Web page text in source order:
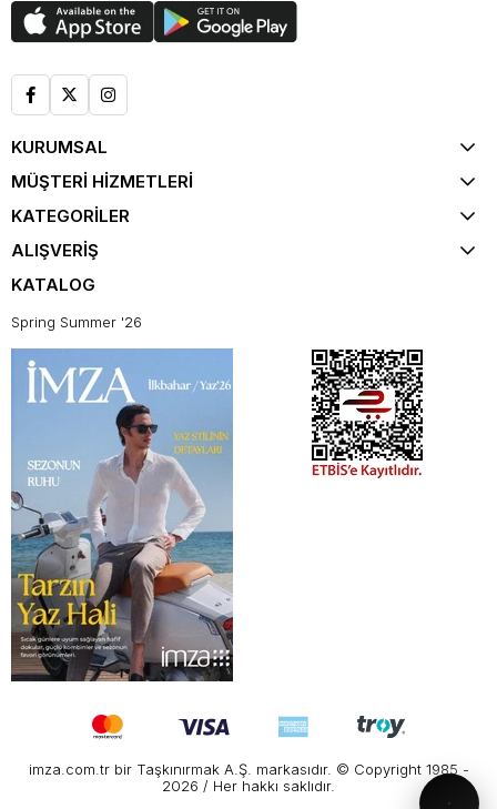
KURUMSAL
MÜŞTERİ HİZMETLERİ
KATEGORİLER
ALIŞVERİŞ
KATALOG
Spring Summer '26
imza.com.tr bir Taşkınırmak A.Ş. markasıdır. © Copyright 1985 -
2026 / Her hakkı saklıdır.